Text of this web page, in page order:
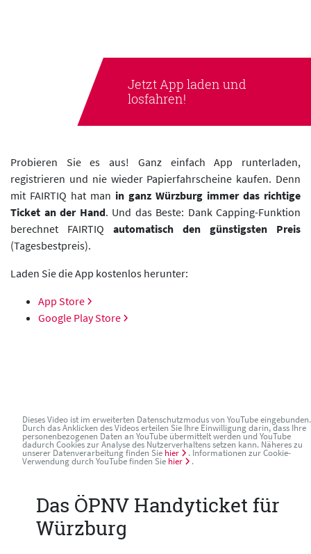
Jetzt App laden und
losfahren!
Probieren Sie es aus! Ganz einfach App runterladen,
registrieren und nie wieder Papierfahrscheine kaufen. Denn
mit FAIRTIQ hat man in ganz Würzburg immer das richtige
Ticket an der Hand. Und das Beste: Dank Capping-Funktion
berechnet FAIRTIQ automatisch den günstigsten Preis
(Tagesbestpreis).
Laden Sie die App kostenlos herunter:
App Store
Google Play Store
Dieses Video ist im erweiterten Datenschutzmodus von YouTube eingebunden.
Durch das Anklicken des Videos erteilen Sie Ihre Einwilligung darin, dass Ihre
personenbezogenen Daten an YouTube übermittelt werden und YouTube
dadurch Cookies zur Analyse des Nutzerverhaltens setzen kann. Näheres zu
unserer Datenverarbeitung finden Sie hier . Informationen zur Cookie-
Verwendung durch YouTube finden Sie hier .
Das ÖPNV Handyticket für
Würzburg